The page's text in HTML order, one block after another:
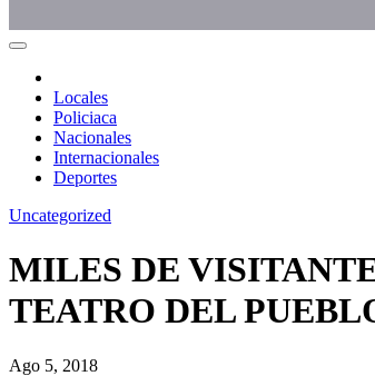
Locales
Policiaca
Nacionales
Internacionales
Deportes
Uncategorized
MILES DE
TEATRO DEL
Ago 5, 2018